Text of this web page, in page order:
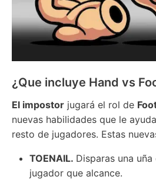
¿Que incluye Hand vs
El impostor jugará el rol de
nuevas habilidades que le
resto de jugadores. Estas
TOENAIL. Disparas una
jugador que alcance.